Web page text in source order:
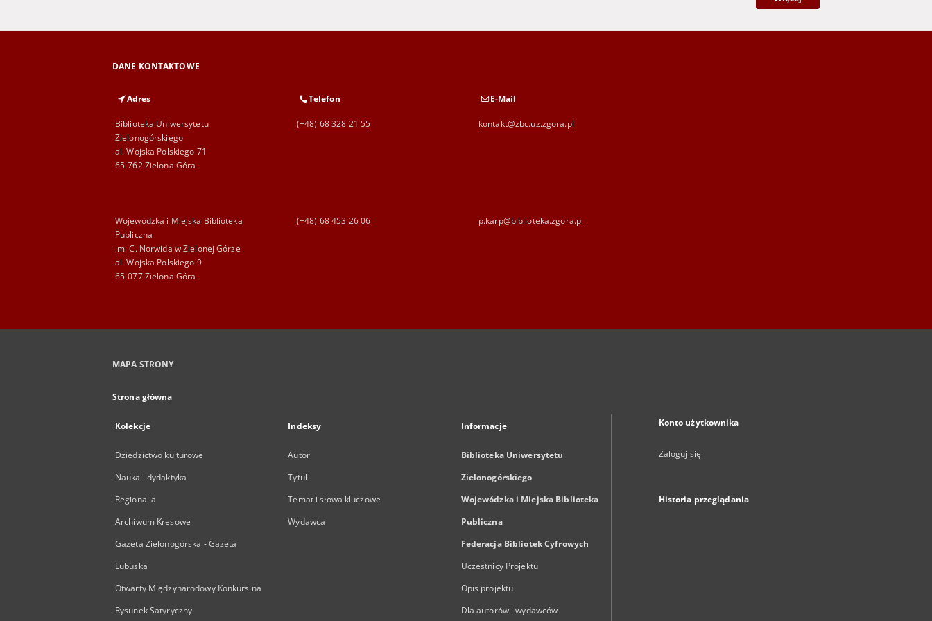
DANE KONTAKTOWE
Adres
Biblioteka Uniwersytetu
Zielonogórskiego
al. Wojska Polskiego 71
65-762 Zielona Góra
Telefon
(+48) 68 328 21 55
E-Mail
kontakt@zbc.uz.zgora.pl
Wojewódzka i Miejska Biblioteka
Publiczna
im. C. Norwida w Zielonej Górze
al. Wojska Polskiego 9
65-077 Zielona Góra
(+48) 68 453 26 06 p.karp@biblioteka.zgora.pl
MAPA STRONY
Strona główna
Kolekcje
Dziedzictwo kulturowe
Nauka i dydaktyka
Regionalia
Archiwum Kresowe
Gazeta Zielonogórska - Gazeta
Lubuska
Otwarty Międzynarodowy Konkurs na
Rysunek Satyryczny
Indeksy
Autor
Tytuł
Temat i słowa kluczowe
Wydawca
Informacje
Biblioteka Uniwersytetu
Zielonogórskiego
Wojewódzka i Miejska Biblioteka
Publiczna
Federacja Bibliotek Cyfrowych
Uczestnicy Projektu
Opis projektu
Dla autorów i wydawców
Konto użytkownika
Zaloguj się
Historia przeglądania